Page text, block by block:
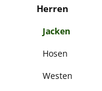
Herren
Jacken
Hosen
Westen